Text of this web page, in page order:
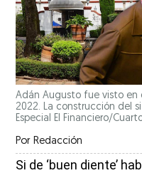
Adán Augusto fue visto en
2022. La construcción del
Especial El Financiero/
Por Redacción
Si de ‘buen diente’